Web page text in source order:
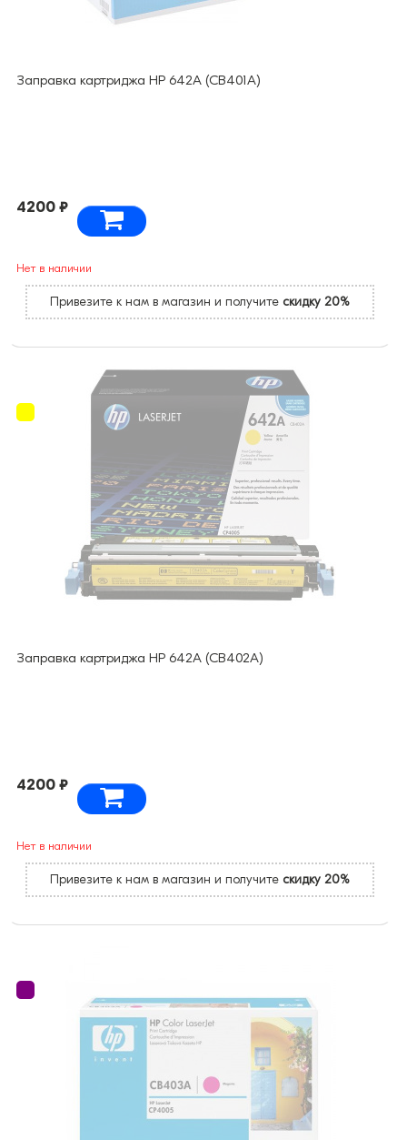
Заправка картриджа HP 642A (CB401A)
4200 ₽
Нет в наличии
Привезите к нам в магазин и получите скидку 20%
Заправка картриджа HP 642A (CB402A)
4200 ₽
Нет в наличии
Привезите к нам в магазин и получите скидку 20%